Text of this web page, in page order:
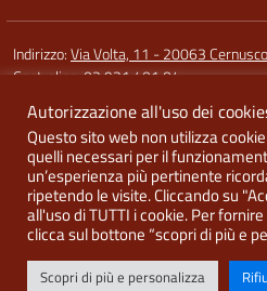
Indirizzo:Via Volta, 11 - 20063
Centralino:02 921 401 04
Codice fiscale: 91587340158
Codice meccanografico:MIRI10300X
(sede di Cernusco) - MIRI10303N
Idea
Autorizzazione all'uso dei
Questo sito web non utilizza
quelli necessari per il
un’esperienza più pertinente
ripetendo le visite. Cliccando su
all'uso di TUTTI i cookie. Per
clicca sul bottone “scopri di più e
Scopri di più e personalizza